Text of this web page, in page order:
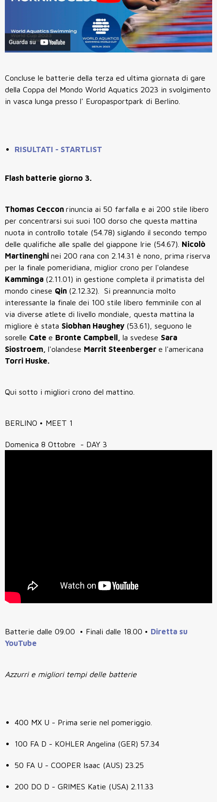
Concluse le batterie della terza ed ultima giornata di gare
della Coppa del Mondo World Aquatics 2023 in svolgimento
in vasca lunga presso l' Europasportpark di Berlino.
RISULTATI - STARTLIST
Flash batterie giorno 3.
Thomas Ceccon rinuncia ai 50 farfalla e ai 200 stile libero
per concentrarsi sui suoi 100 dorso che questa mattina
nuota in controllo totale (54.78) siglando il secondo tempo
delle qualifiche alle spalle del giappone Irie (54.67). Nicolò
Martinenghi nei 200 rana con 2.14.31 è nono, prima riserva
per la finale pomeridiana, miglior crono per l'olandese
Kamminga (2.11.01) in gestione completa il primatista del
mondo cinese Qin (2.12.32). Si preannuncia molto
interessante la finale dei 100 stile libero femminile con al
via diverse atlete di livello mondiale, questa mattina la
migliore è stata Siobhan Haughey (53.61), seguono le
sorelle Cate e Bronte Campbell, la svedese Sara
Siostroem, l'olandese Marrit Steenberger e l'americana
Torri Huske.
Qui sotto i migliori crono del mattino.
BERLINO • MEET 1
Domenica 8 Ottobre - DAY 3
Batterie dalle 09.00 • Finali dalle 18.00 • Diretta su
YouTube
Azzurri e migliori tempi delle batterie
400 MX U - Prima serie nel pomeriggio.
100 FA D - KOHLER Angelina (GER) 57.34
50 FA U - COOPER Isaac (AUS) 23.25
200 DO D - GRIMES Katie (USA) 2.11.33